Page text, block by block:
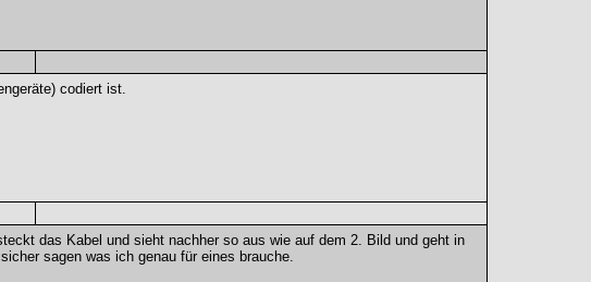
codiert ist.
das Kabel und sieht nachher so aus wie auf dem 2. Bild und geht in
sagen was ich genau für eines brauche.